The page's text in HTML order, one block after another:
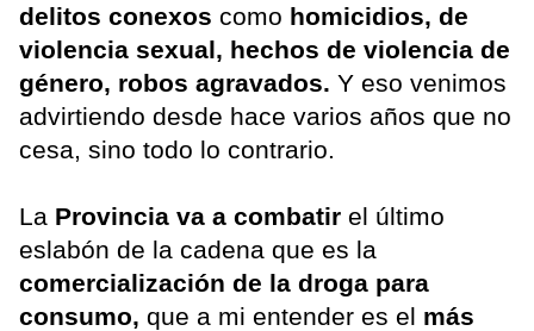
delitos conexos como homicidios, de
violencia sexual, hechos de violencia de
género, robos agravados. Y eso venimos
advirtiendo desde hace varios años que no
cesa, sino todo lo contrario.
La Provincia va a combatir el último
eslabón de la cadena que es la
comercialización de la droga para
consumo, que a mi entender es el más